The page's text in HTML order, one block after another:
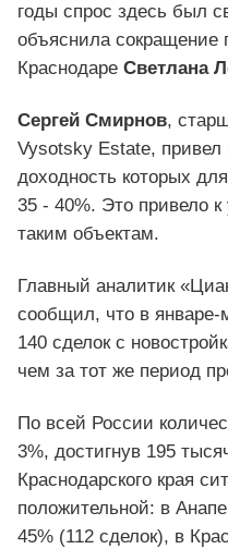
годы спрос здесь был
объяснила сокращение
Краснодаре Светлана
Сергей Смирнов,
Vysotsky Estate,
доходность которых
35 - 40%. Это привело
таким объектам.
Главный аналитик
сообщил, что в
140 сделок с
чем за тот же период
По всей России
3%, достигнув 195
Краснодарского края
положительной: в
45% (112 сделок), в